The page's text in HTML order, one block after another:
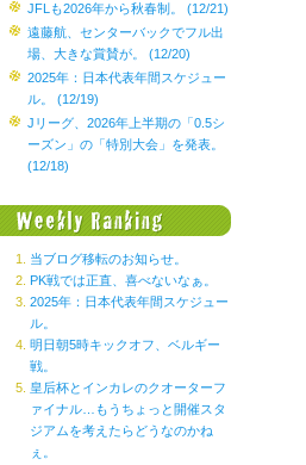
JFLも2026年から秋春制。 (12/21)
遠藤航、センターバックでフル出
場、大きな賞賛が。 (12/20)
2025年：日本代表年間スケジュー
ル。 (12/19)
Jリーグ、2026年上半期の「0.5シ
ーズン」の「特別大会」を発表。
(12/18)
当ブログ移転のお知らせ。
PK戦では正直、喜べないなぁ。
2025年：日本代表年間スケジュー
ル。
明日朝5時キックオフ、ベルギー
戦。
皇后杯とインカレのクオーターフ
ァイナル…もうちょっと開催スタ
ジアムを考えたらどうなのかね
ぇ。